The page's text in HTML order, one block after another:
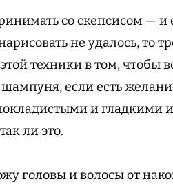
со скепсисом — и
не удалось, то
техники в том, чтобы
если есть
и гладкими
ли это.
головы и волосы от